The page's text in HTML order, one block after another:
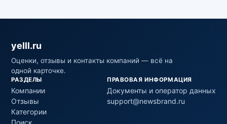
yelll.ru
Оценки, отзывы и контакты компаний — всё на
одной карточке.
РАЗДЕЛЫ
Компании
Отзывы
Категории
Поиск
ПРАВОВАЯ ИНФОРМАЦИЯ
Документы и оператор данных
support@newsbrand.ru